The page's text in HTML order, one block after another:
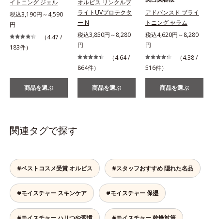
イトニング ジェル
税込3,190円～4,590
円
（4.47 /
183件）
商品を選ぶ
オルビス リンクルブ
ライトUVプロテクタ
ー N
税込3,850円～8,280
円
（4.64 /
864件）
商品を選ぶ
アドバンスド ブライ
トニング セラム
税込4,620円～8,280
円
（4.38 /
516件）
商品を選ぶ
関連タグで探す
#ベストコスメ受賞 オルビス #スタッフおすすめ 隠れた名品
#モイスチャー スキンケア #モイスチャー 保湿